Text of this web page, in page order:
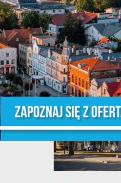
20 - 08 -
Teatralne
kolorowo